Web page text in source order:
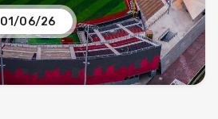
01/06/26